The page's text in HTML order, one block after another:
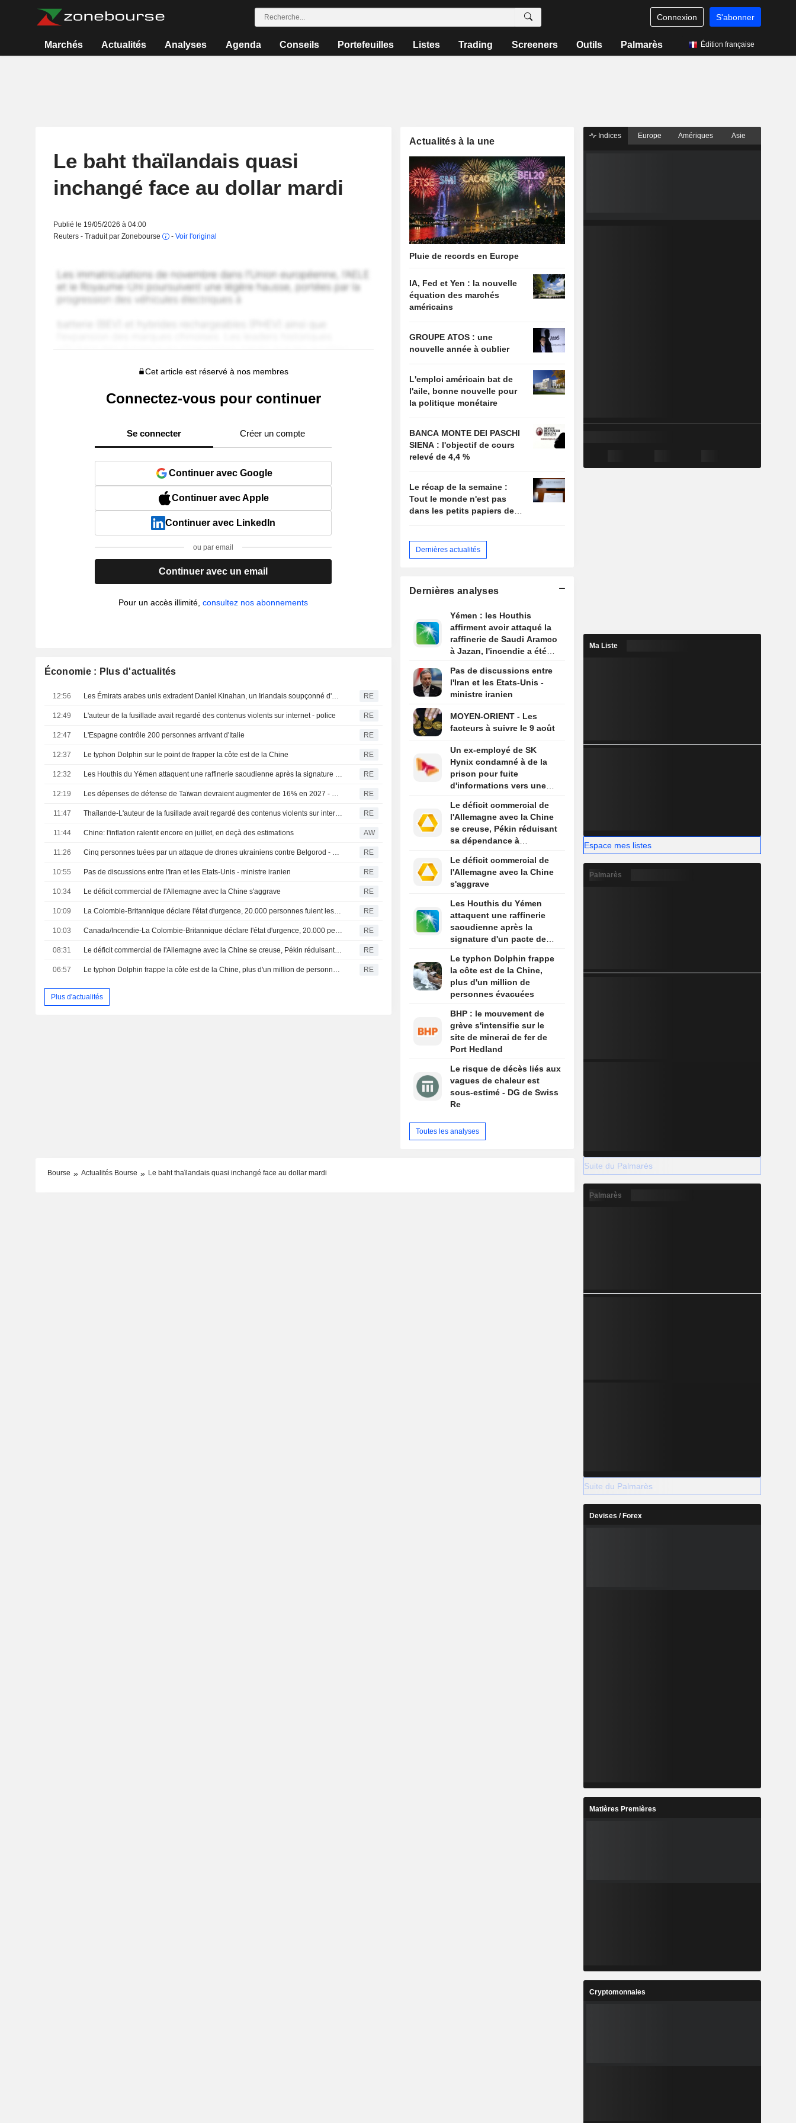
Connexion S'abonner
Marchés Actualités Analyses Agenda Conseils Portefeuilles Listes Trading Screeners Outils Palmarès Édition française
Le baht thaïlandais quasi
inchangé face au dollar mardi
Publié le 19/05/2026 à 04:00
Reuters - Traduit par Zonebourse
- Voir l'original
Cet article est réservé à nos membres
Connectez-vous pour continuer
Se connecter Créer un compte
Continuer avec Google
Continuer avec Apple
Continuer avec LinkedIn
ou par email
Continuer avec un email
Pour un accès illimité,consultez nos abonnements
Économie : Plus d'actualités
12:56 Les Émirats arabes unis extradent Daniel Kinahan, un Irlandais soupçonné d'être à la tête d'un gang criminel RE
12:49 L'auteur de la fusillade avait regardé des contenus violents sur internet - police RE
12:47 L'Espagne contrôle 200 personnes arrivant d'Italie RE
12:37 Le typhon Dolphin sur le point de frapper la côte est de la Chine RE
12:32 Les Houthis du Yémen attaquent une raffinerie saoudienne après la signature d'un pacte de défense par le Royaume RE
12:19 Les dépenses de défense de Taïwan devraient augmenter de 16% en 2027 - médias RE
11:47 Thaïlande-L'auteur de la fusillade avait regardé des contenus violents sur internet - police RE
11:44 Chine: l'inflation ralentit encore en juillet, en deçà des estimations AW
11:26 Cinq personnes tuées par un attaque de drones ukrainiens contre Belgorod - autorités russes RE
10:55 Pas de discussions entre l'Iran et les Etats-Unis - ministre iranien RE
10:34 Le déficit commercial de l'Allemagne avec la Chine s'aggrave RE
10:09 La Colombie-Britannique déclare l'état d'urgence, 20.000 personnes fuient les flammes RE
10:03 Canada/Incendie-La Colombie-Britannique déclare l'état d'urgence, 20.000 personnes fuient les flammes RE
08:31 Le déficit commercial de l'Allemagne avec la Chine se creuse, Pékin réduisant sa dépendance à l'industrie européenne RE
06:57 Le typhon Dolphin frappe la côte est de la Chine, plus d'un million de personnes évacuées RE
Plus d'actualités
Actualités à la une
Pluie de records en Europe
IA, Fed et Yen : la nouvelle
équation des marchés
américains
GROUPE ATOS : une
nouvelle année à oublier
L'emploi américain bat de
l'aile, bonne nouvelle pour
la politique monétaire
BANCA MONTE DEI PASCHI
SIENA : l'objectif de cours
relevé de 4,4 %
Le récap de la semaine :
Tout le monde n'est pas
dans les petits papiers de
Dernières actualités
Dernières analyses
Yémen : les Houthis
affirment avoir attaqué la
raffinerie de Saudi Aramco
à Jazan, l'incendie a été
Pas de discussions entre
l'Iran et les Etats-Unis -
ministre iranien
MOYEN-ORIENT - Les
facteurs à suivre le 9 août
Un ex-employé de SK
Hynix condamné à de la
prison pour fuite
d'informations vers une
Yonhap
Le déficit commercial de
l'Allemagne avec la Chine
se creuse, Pékin réduisant
sa dépendance à
Le déficit commercial de
l'Allemagne avec la Chine
s'aggrave
Les Houthis du Yémen
attaquent une raffinerie
saoudienne après la
signature d'un pacte de
Le typhon Dolphin frappe
la côte est de la Chine,
plus d'un million de
personnes évacuées
BHP : le mouvement de
grève s'intensifie sur le
site de minerai de fer de
Port Hedland
Le risque de décès liés aux
vagues de chaleur est
sous-estimé - DG de Swiss
Re
Toutes les analyses
Bourse Actualités Bourse Le baht thaïlandais quasi inchangé face au dollar mardi
Indices Europe Amériques Asie
Ma Liste
Espace mes listes
Palmarès
Suite du Palmarès
Palmarès
Suite du Palmarès
Devises / Forex
Matières Premières
Cryptomonnaies